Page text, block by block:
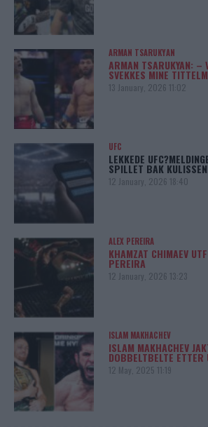
ARMAN TSARUKYAN
ARMAN TSARUKYAN: –
SVEKKES MINE
13 January, 2026 11:02
UFC
LEKKEDE
SPILLET BAK
12 January, 2026 18:40
ALEX PEREIRA
KHAMZAT CHIMAEV
PEREIRA
12 January, 2026 13:23
ISLAM MAKHACHEV
ISLAM MAKHACHEV
DOBBELTBELTE ETTER
12 May, 2025 11:19